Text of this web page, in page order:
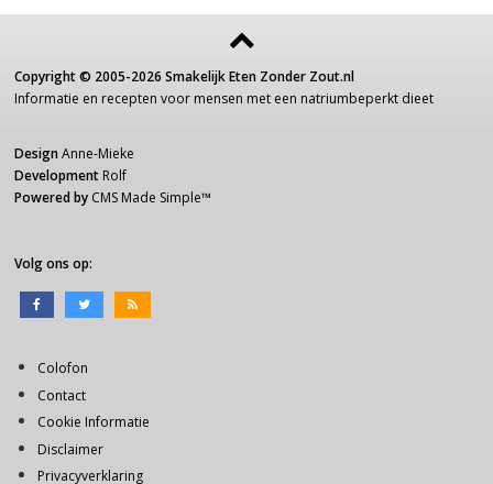
Copyright © 2005-2026 Smakelijk Eten Zonder Zout.nl
Informatie en recepten voor mensen met een natriumbeperkt dieet
Design Anne-Mieke
Development Rolf
Powered by CMS Made Simple™
Volg ons op:
Colofon
Contact
Cookie Informatie
Disclaimer
Privacyverklaring